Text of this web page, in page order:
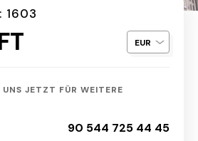
1603
JETZT FÜR WEITERE
90 544 725 44 45